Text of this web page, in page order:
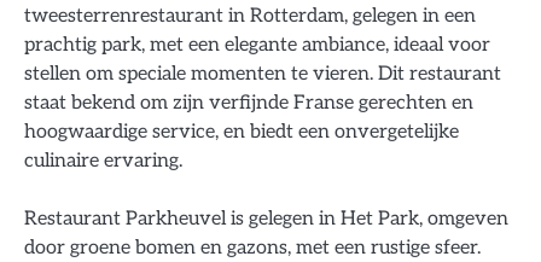
tweesterrenrestaurant in Rotterdam, gelegen in een
prachtig park, met een elegante ambiance, ideaal voor
stellen om speciale momenten te vieren. Dit restaurant
staat bekend om zijn verfijnde Franse gerechten en
hoogwaardige service, en biedt een onvergetelijke
culinaire ervaring.
Restaurant Parkheuvel is gelegen in Het Park, omgeven
door groene bomen en gazons, met een rustige sfeer.